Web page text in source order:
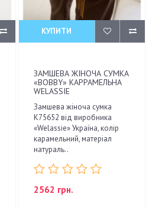
КУПИТИ
ЗАМШЕВА ЖІНОЧА СУМКА
«BOBBY» КАРРАМЕЛЬНА
WELASSIE
Замшева жіноча сумка
К75652 від виробника
«Welassie» Україна, колір
карамельний, матеріал
натураль..
2562 грн.